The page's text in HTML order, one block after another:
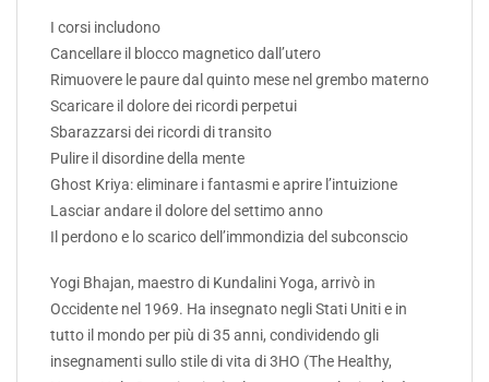
I corsi includono
Cancellare il blocco magnetico dall’utero
Rimuovere le paure dal quinto mese nel grembo materno
Scaricare il dolore dei ricordi perpetui
Sbarazzarsi dei ricordi di transito
Pulire il disordine della mente
Ghost Kriya: eliminare i fantasmi e aprire l’intuizione
Lasciar andare il dolore del settimo anno
Il perdono e lo scarico dell’immondizia del subconscio
Yogi Bhajan, maestro di Kundalini Yoga, arrivò in
Occidente nel 1969. Ha insegnato negli Stati Uniti e in
tutto il mondo per più di 35 anni, condividendo gli
insegnamenti sullo stile di vita di 3HO (The Healthy,